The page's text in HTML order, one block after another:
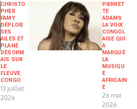
CHRISTO
PHER
FAMY
DÉPLOIE
SES
AILES ET
PLANE
DÉSORM
AIS SUR
LE
FLEUVE
CONGO
13 juillet
2026
PIERRET
TE
ADAMS
LA VOIX
CONGOL
AISE QUI
A
MARQUÉ
LA
MUSIQU
E
AFRICAIN
E
26 mai
2026